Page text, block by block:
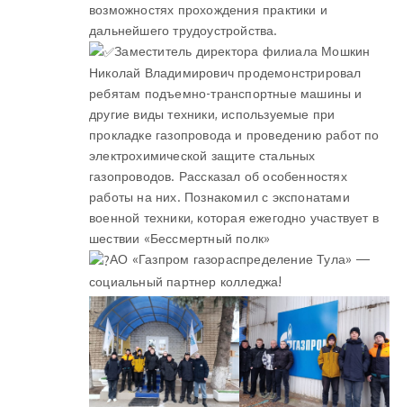
возможностях прохождения практики и
дальнейшего трудоустройства.
Заместитель директора филиала Мошкин
Николай Владимирович продемонстрировал
ребятам подъемно-транспортные машины и
другие виды техники, используемые при
прокладке газопровода и проведению работ по
электрохимической защите стальных
газопроводов. Рассказал об особенностях
работы на них. Познакомил с экспонатами
военной техники, которая ежегодно участвует в
шествии «Бессмертный полк»
АО «Газпром газораспределение Тула» —
социальный партнер колледжа!